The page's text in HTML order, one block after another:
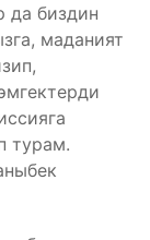
да биздин
маданият
турам.